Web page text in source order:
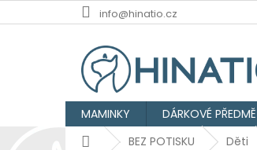
na
info@hinatio.cz
MAMINKY DÁRKOVÉ
DomůBEZ POTISKU Děti